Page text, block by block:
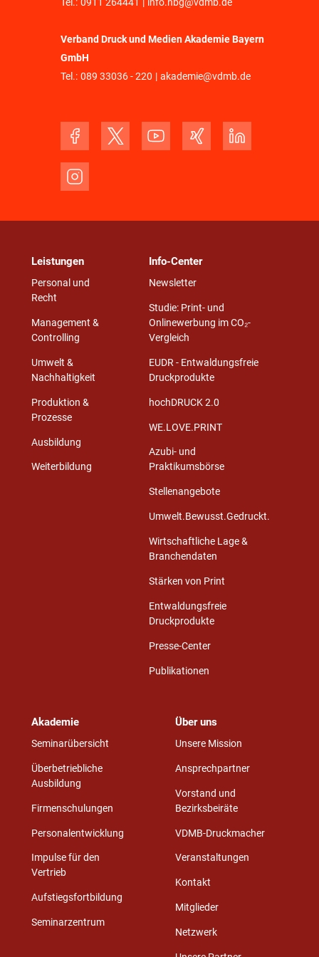
Tel.: 0911 264441 | info.nbg@vdmb.de
Verband Druck und Medien Akademie Bayern
GmbH
Tel.: 089 33036 - 220 | akademie@vdmb.de
Leistungen
Personal und
Recht
Management &
Controlling
Umwelt &
Nachhaltigkeit
Produktion &
Prozesse
Ausbildung
Weiterbildung
Info-Center
Newsletter
Studie: Print- und
Onlinewerbung im CO₂-
Vergleich
EUDR - Entwaldungsfreie
Druckprodukte
hochDRUCK 2.0
WE.LOVE.PRINT
Azubi- und
Praktikumsbörse
Stellenangebote
Umwelt.Bewusst.Gedruckt.
Wirtschaftliche Lage &
Branchendaten
Stärken von Print
Entwaldungsfreie
Druckprodukte
Presse-Center
Publikationen
Akademie
Seminarübersicht
Überbetriebliche
Ausbildung
Firmenschulungen
Personalentwicklung
Impulse für den
Vertrieb
Aufstiegsfortbildung
Seminarzentrum
Über uns
Unsere Mission
Ansprechpartner
Vorstand und
Bezirksbeiräte
VDMB-Druckmacher
Veranstaltungen
Kontakt
Mitglieder
Netzwerk